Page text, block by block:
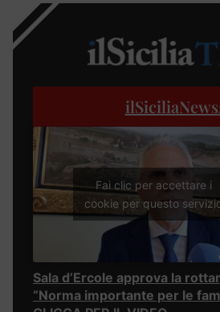
ilSiciliaNews
Fai clic per accettare i
cookie per questo
Sala d’Ercole approva la
“Norma importante per le